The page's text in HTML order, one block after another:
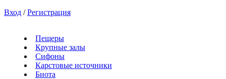
Вход / Регистрация
Пещеры
Крупные залы
Сифоны
Карстовые источники
Биота